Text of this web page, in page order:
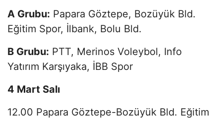
A Grubu: Papara Göztepe, Bozüyük Bld.
Eğitim Spor, İlbank, Bolu Bld.
B Grubu: PTT, Merinos Voleybol, Info
Yatırım Karşıyaka, İBB Spor
4 Mart Salı
12.00 Papara Göztepe-Bozüyük Bld. Eğitim